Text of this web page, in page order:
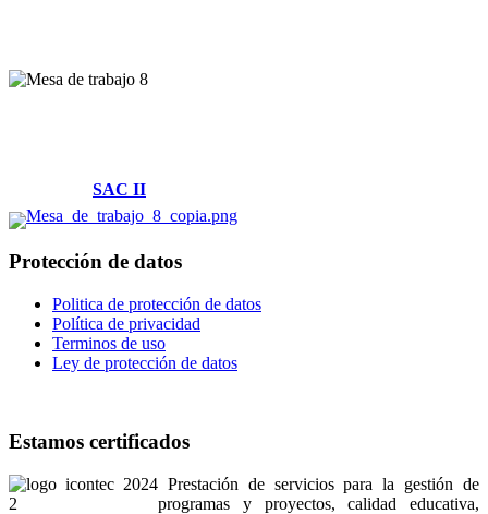
SAC II
Protección de datos
Politica de protección de datos
Política de privacidad
Terminos de uso
Ley de protección de datos
Estamos certificados
Prestación de servicios para la gestión de
programas y proyectos, calidad educativa,